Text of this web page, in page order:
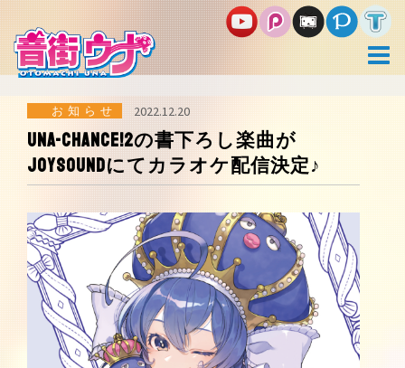
コ
ン
テ
ン
ツ
お知らせ 2022.12.20
Una-Chance!2の書下ろし楽曲が
JOYSOUNDにてカラオケ配信決定♪